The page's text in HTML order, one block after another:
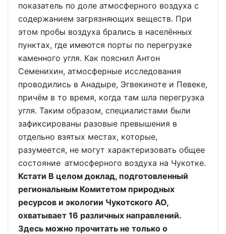
показатель по доле атмосферного воздуха с
содержанием загрязняющих веществ. При
этом пробы воздуха брались в населённых
пунктах, где имеются порты по перегрузке
каменного угля. Как пояснил Антон
Семенихин, атмосферные исследования
проводились в Анадыре, Эгвекиноте и Певеке,
причём в то время, когда там шла перегрузка
угля. Таким образом, специалистами были
зафиксированы разовые превышения в
отдельно взятых местах, которые,
разумеется, не могут характеризовать общее
состояние атмосферного воздуха на Чукотке.
Кстати В целом доклад, подготовленный
региональным Комитетом природных
ресурсов и экологии Чукотского АО,
охватывает 16 различных направлений.
Здесь можно прочитать не только о